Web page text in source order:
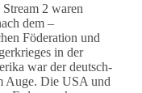
2 waren
dem –
Föderation und
in der
war der deutsch-
Auge. Die USA und